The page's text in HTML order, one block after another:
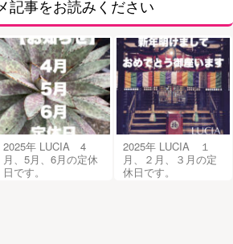
記事をお読みください
2025年 LUCIA 4
月、5月、6月の定休
日です。
2025年 LUCIA １
月、２月、３月の定
休日です。